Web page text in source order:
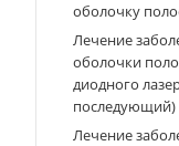
оболочку
Лечение
оболочки
диодного
последующий)
Лечение